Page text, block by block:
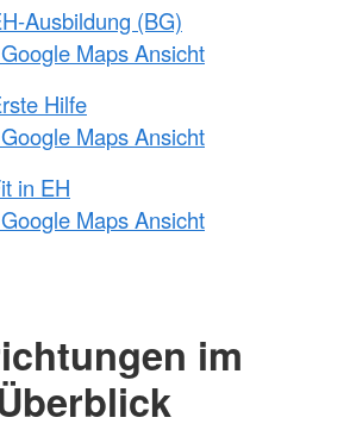
Ausbildung (BG)
Maps Ansicht
Hilfe
Maps Ansicht
in EH
Maps Ansicht
im